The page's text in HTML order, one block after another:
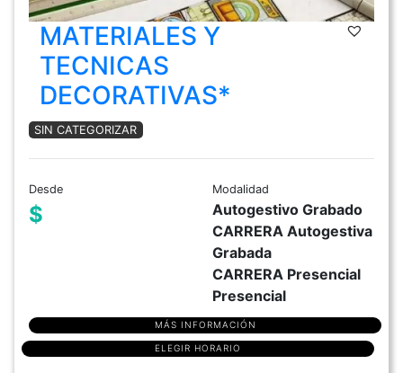
MATERIALES Y
TECNICAS
DECORATIVAS*
SIN CATEGORIZAR
Desde
$
Modalidad
Autogestivo Grabado
CARRERA Autogestiva
Grabada
CARRERA Presencial
Presencial
MÁS INFORMACIÓN
ELEGIR HORARIO